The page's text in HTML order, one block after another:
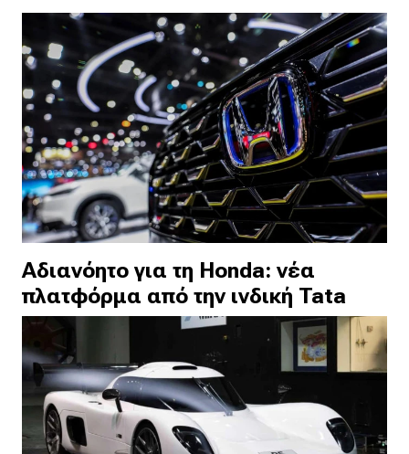
Αδιανόητο για τη Honda: νέα
πλατφόρμα από την ινδική Tata